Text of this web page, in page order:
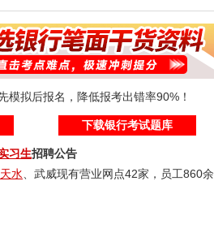
拟后报名，降低报考出错率90%！
下载银行考试题库
习生招聘公告
天水 、武威现有营业网点42家，员工860余